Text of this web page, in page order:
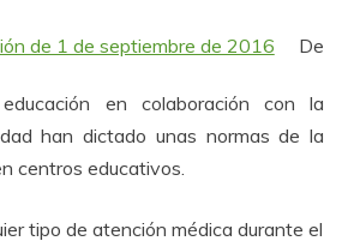
de 1 de septiembre de 2016 De
en colaboración con la
han dictado unas normas de la
centros educativos.
tipo de atención médica durante el